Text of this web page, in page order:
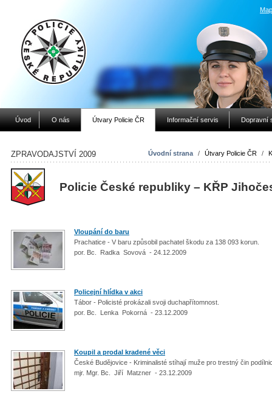
Úvod O nás Útvary Policie ČR Informační servis Dopravní
Úvodní strana / Útvary Policie ČR /
ZPRAVODAJSTVÍ 2009
Policie České republiky – KŘP
Vloupání do baru
Prachatice - V baru způsobil pachatel škodu za 138 093 korun.
por. Bc. Radka Sovová - 24.12.2009
Policejní hlídka v akci
Tábor - Policisté prokázali svoji duchapřítomnost.
por. Bc. Lenka Pokorná - 23.12.2009
Koupil a prodal kradené věci
České Budějovice - Kriminalisté stíhají muže pro trestný čin
mjr. Mgr. Bc. Jiří Matzner - 23.12.2009